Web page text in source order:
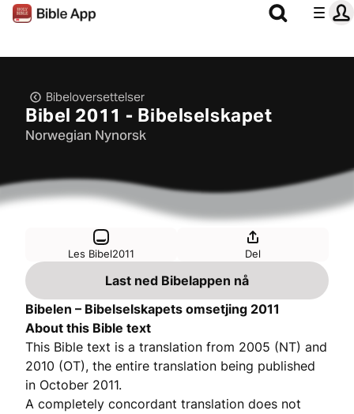
Bibeloversettelser
Bibel 2011 - Bibelselskapet
Norwegian Nynorsk
Les Bibel2011 Del
Last ned Bibelappen nå
Bibelen – Bibelselskapets omsetjing 2011
About this Bible text
This Bible text is a translation from 2005 (NT) and
2010 (OT), the entire translation being published
in October 2011.
A completely concordant translation does not